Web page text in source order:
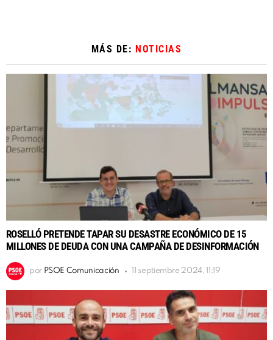
MÁS DE: NOTICIAS
ROSELLÓ PRETENDE TAPAR SU DESASTRE ECONÓMICO DE 15
MILLONES DE DEUDA CON UNA CAMPAÑA DE DESINFORMACIÓN
por PSOE Comunicación 11 septiembre 2024, 11:19